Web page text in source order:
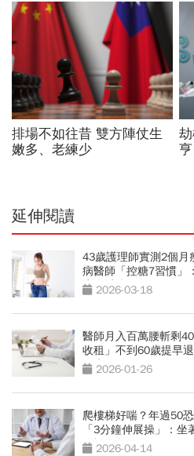
延伸閱讀
43歲護理師實測2個
病醫師「控糖7習慣」
瘦身減脂
2026-03-18
醫師月入百萬腰斬剩
收租」不到60歲提早
人生啟示
2026-01-26
爬樓梯好喘？年過50
「3分鐘伸展操」：
發福2026-04-14